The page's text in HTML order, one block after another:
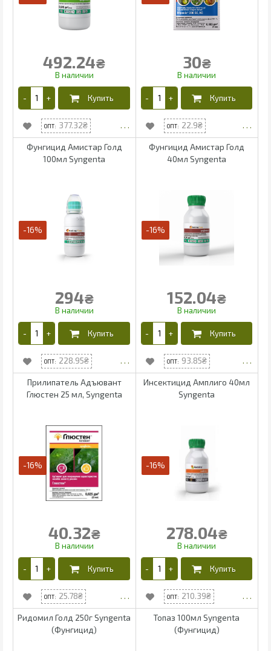
492.24₴
377.32
30₴
22.9
Фунгицид Амистар Голд
100мл Syngenta
-16%
294₴
228.95
Фунгицид Амистар Голд
40мл Syngenta
-16%
152.04₴
93.85
Прилипатель Адъювант
Глюстен 25 мл, Syngenta
-16%
40.32₴
25.78
Инсектицид Амплиго 40мл
Syngenta
-16%
278.04₴
210.39
Ридомил Голд 250г Syngenta
(Фунгицид)
Топаз 100мл Syngenta
(Фунгицид)